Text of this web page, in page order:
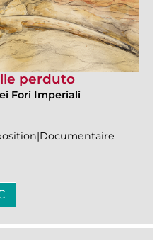
perduto
Fori Imperiali